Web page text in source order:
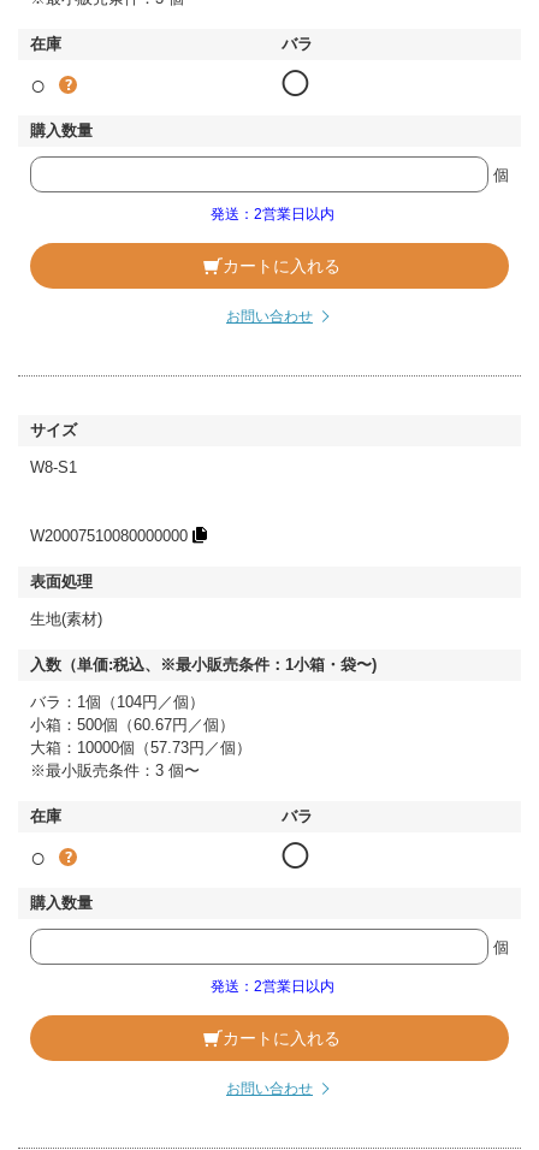
○ ◯
個
発送：2営業日以内
カートに入れる
お問い合わせ
W8-S1
W20007510080000000
生地(素材)
バラ：1個（104円／個）
小箱：500個（60.67円／個）
大箱：10000個（57.73円／個）
※最小販売条件：3 個〜
○ ◯
個
発送：2営業日以内
カートに入れる
お問い合わせ